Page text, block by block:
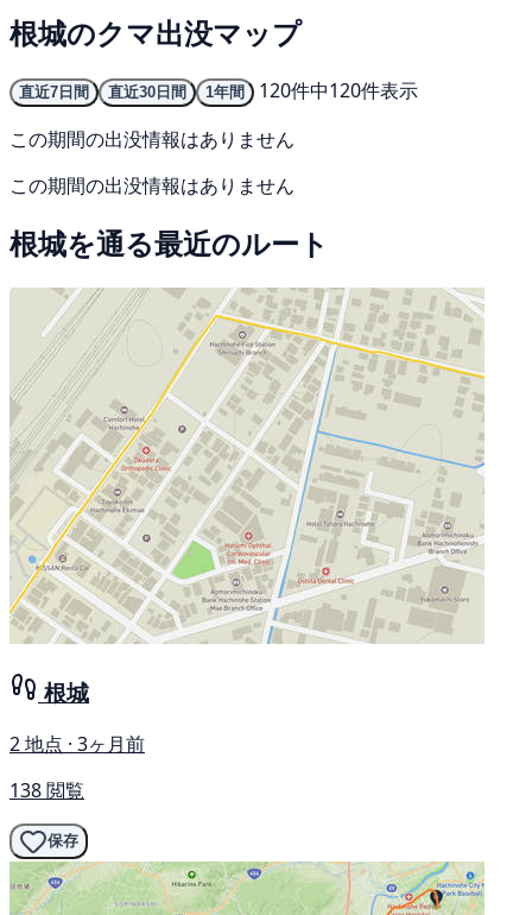
根城のクマ出没マップ
直近7日間 直近30日間 1年間
120件中120件表示
この期間の出没情報はありません
この期間の出没情報はありません
根城を通る最近のルート
根城
2 地点 · 3ヶ月前
138 閲覧
保存